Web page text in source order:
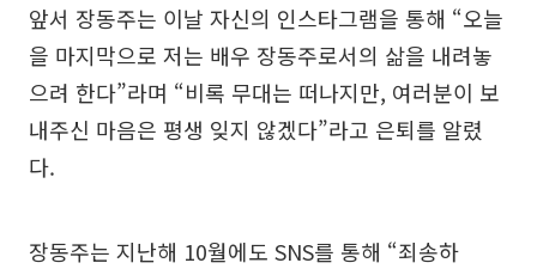
앞서 장동주는 이날 자신의 인스타그램을 통해 “오늘
을 마지막으로 저는 배우 장동주로서의 삶을 내려놓
으려 한다”라며 “비록 무대는 떠나지만, 여러분이 보
내주신 마음은 평생 잊지 않겠다”라고 은퇴를 알렸
다.
장동주는 지난해 10월에도 SNS를 통해 “죄송하